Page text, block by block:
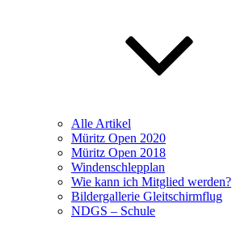
Alle Artikel
Müritz Open 2020
Müritz Open 2018
Windenschlepplan
Wie kann ich Mitglied werden?
Bildergallerie Gleitschirmflug
NDGS – Schule